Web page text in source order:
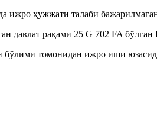
ижро ҳужжати талаби
давлат рақами 25 G 702 FA
томонидан ижро иши